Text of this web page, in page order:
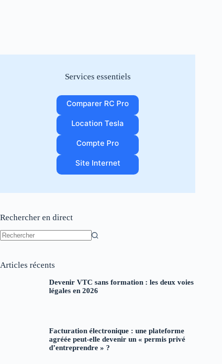
Services essentiels
Comparer RC Pro
Location Tesla
Compte Pro
Site Internet
Rechercher en direct
Articles récents
Devenir VTC sans formation : les deux voies
légales en 2026
Facturation électronique : une plateforme
agréée peut-elle devenir un « permis privé
d’entreprendre » ?